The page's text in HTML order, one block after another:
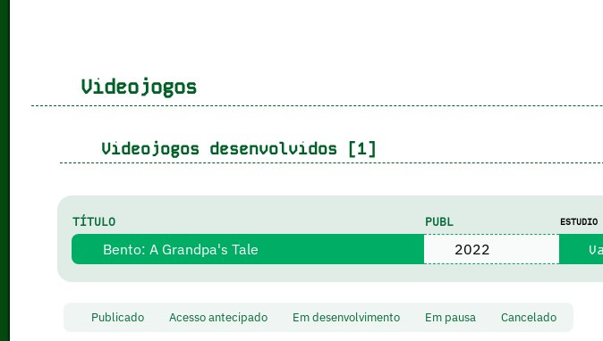
Videojogos
Videojogos desenvolvidos [1]
TÍTULO PUBL ESTUDIO
Bento: A Grandpa's Tale 2022
Publicado Acesso antecipado Em desenvolvimento Em pausa Cancelado